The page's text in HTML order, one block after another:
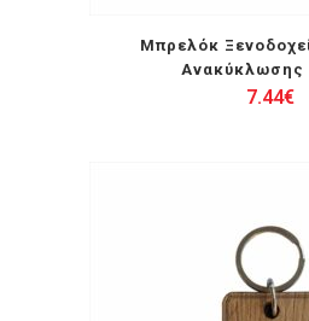
Μπρελόκ
Ανακύκλωσης
7.44€